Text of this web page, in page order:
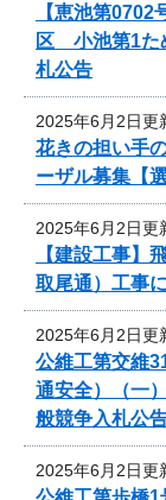
【恵池第
区 小池第1た
札公告
2025年6月2日更
花きの担い手
ーザル募集【
2025年6月2日更
【建設工事
取尾通）工事
2025年6月2日更
公維工第交維
通安全）（一
般競争入札公
2025年6月2日更